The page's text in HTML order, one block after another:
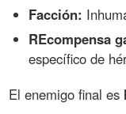
Facción:
REcompensa
específico de
El enemigo final es